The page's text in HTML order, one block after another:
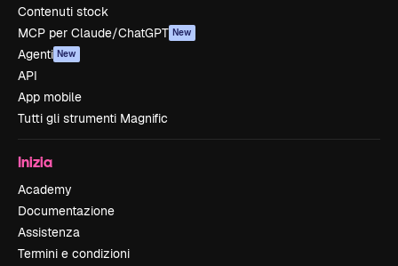
Contenuti stock
MCP per Claude/ChatGPT New
Agenti New
API
App mobile
Tutti gli strumenti Magnific
Inizia
Academy
Documentazione
Assistenza
Termini e condizioni